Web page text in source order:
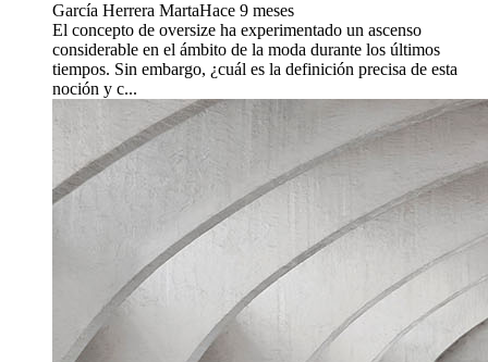
García Herrera MartaHace 9 meses
El concepto de oversize ha experimentado un ascenso
considerable en el ámbito de la moda durante los últimos
tiempos. Sin embargo, ¿cuál es la definición precisa de esta
noción y c...